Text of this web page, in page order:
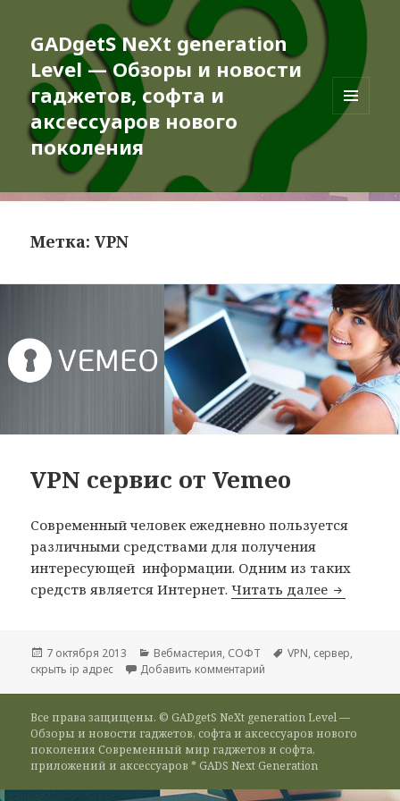
GADgetS NeXt generation
Level — Обзоры и новости
гаджетов, софта и
аксессуаров нового
поколения
МЕНЮ
Метка:VPN
VPN сервис от Vemeo
Современный человек ежедневно пользуется
различными средствами для получения
интересующей информации. Одним из таких
средств является Интернет.Читать далее VPN
Опубликовано
7 октября 2013 Рубрики
Вебмастерия, СОФТ Метки
VPN, сервер,
скрыть ip адрес
Добавить комментарий
Все права защищены. © GADgetS NeXt generation Level —
Обзоры и новости гаджетов, софта и аксессуаров нового
поколения Современный мир гаджетов и софта,
приложений и аксессуаров * GADS Next Generation